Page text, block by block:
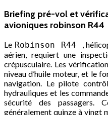
Briefing pré-vol et
avioniques robinson R44
Le Robinson R44 ,
aérien, requiert une
crépusculaire. Les
niveau d’huile moteur, et le
navigation. Le pilote
hydrauliques et les
sécurité des passagers.
généralement quinze à vingt